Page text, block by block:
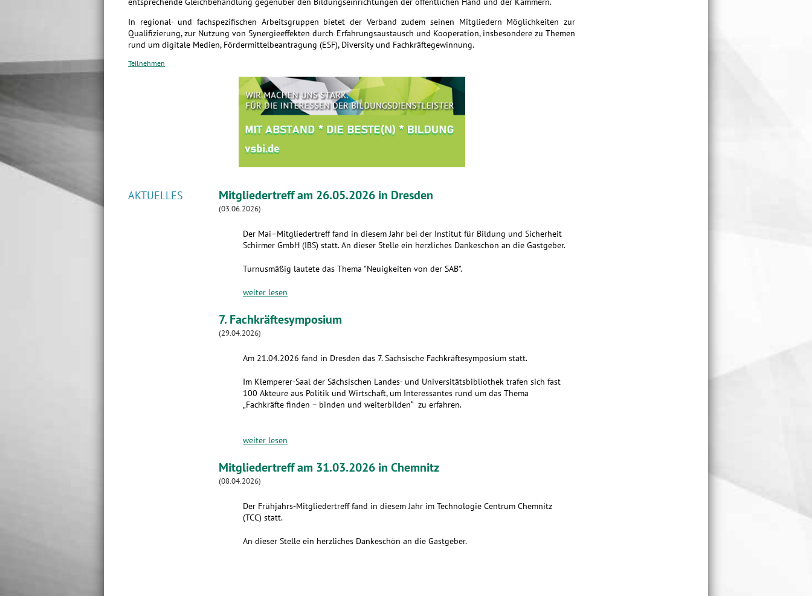
entsprechende Gleichbehandlung gegenüber den Bildungseinrichtungen der öffentlichen Hand und der Kammern.
In regional- und fachspezifischen Arbeitsgruppen bietet der Verband zudem seinen Mitgliedern Möglichkeiten zur
Qualifizierung, zur Nutzung von Synergieeffekten durch Erfahrungsaustausch und Kooperation, insbesondere zu Themen
rund um digitale Medien, Fördermittelbeantragung (ESF), Diversity und Fachkräftegewinnung.
Teilnehmen
AKTUELLES Mitgliedertreff am 26.05.2026 in Dresden
(03.06.2026)
Der Mai–Mitgliedertreff fand in diesem Jahr bei der Institut für Bildung und Sicherheit
Schirmer GmbH (IBS) statt. An dieser Stelle ein herzliches Dankeschön an die Gastgeber.
Turnusmäßig lautete das Thema "Neuigkeiten von der SAB".
weiter lesen
7. Fachkräftesymposium
(29.04.2026)
Am 21.04.2026 fand in Dresden das 7. Sächsische Fachkräftesymposium statt.
Im Klemperer-Saal der Sächsischen Landes- und Universitätsbibliothek trafen sich fast
100 Akteure aus Politik und Wirtschaft, um Interessantes rund um das Thema
„Fachkräfte finden – binden und weiterbilden“ zu erfahren.
weiter lesen
Mitgliedertreff am 31.03.2026 in Chemnitz
(08.04.2026)
Der Frühjahrs-Mitgliedertreff fand in diesem Jahr im Technologie Centrum Chemnitz
(TCC) statt.
An dieser Stelle ein herzliches Dankeschön an die Gastgeber.